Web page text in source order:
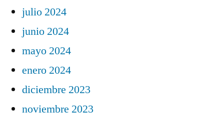
julio 2024
junio 2024
mayo 2024
enero 2024
diciembre 2023
noviembre 2023